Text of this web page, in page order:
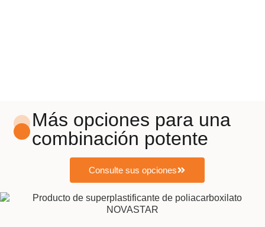
Más opciones para una
combinación potente
Consulte sus opciones